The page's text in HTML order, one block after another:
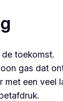
toekomst.
gas dat
met een veel